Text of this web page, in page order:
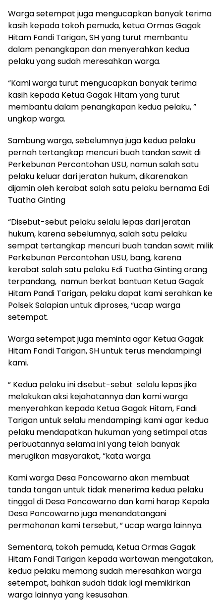
Warga setempat juga mengucapkan banyak terima
kasih kepada tokoh pemuda, ketua Ormas Gagak
Hitam Fandi Tarigan, SH yang turut membantu
dalam penangkapan dan menyerahkan kedua
pelaku yang sudah meresahkan warga.
“Kami warga turut mengucapkan banyak terima
kasih kepada Ketua Gagak Hitam yang turut
membantu dalam penangkapan kedua pelaku, ”
ungkap warga.
Sambung warga, sebelumnya juga kedua pelaku
pernah tertangkap mencuri buah tandan sawit di
Perkebunan Percontohan USU, namun salah satu
pelaku keluar dari jeratan hukum, dikarenakan
dijamin oleh kerabat salah satu pelaku bernama Edi
Tuatha Ginting
“Disebut-sebut pelaku selalu lepas dari jeratan
hukum, karena sebelumnya, salah satu pelaku
sempat tertangkap mencuri buah tandan sawit milik
Perkebunan Percontohan USU, bang, karena
kerabat salah satu pelaku Edi Tuatha Ginting orang
terpandang, namun berkat bantuan Ketua Gagak
Hitam Pandi Tarigan, pelaku dapat kami serahkan ke
Polsek Salapian untuk diproses, “ucap warga
setempat.
Warga setempat juga meminta agar Ketua Gagak
Hitam Fandi Tarigan, SH untuk terus mendampingi
kami.
” Kedua pelaku ini disebut-sebut selalu lepas jika
melakukan aksi kejahatannya dan kami warga
menyerahkan kepada Ketua Gagak Hitam, Fandi
Tarigan untuk selalu mendampingi kami agar kedua
pelaku mendapatkan hukuman yang setimpal atas
perbuatannya selama ini yang telah banyak
merugikan masyarakat, “kata warga.
Kami warga Desa Poncowarno akan membuat
tanda tangan untuk tidak menerima kedua pelaku
tinggal di Desa Poncowarno dan kami harap Kepala
Desa Poncowarno juga menandatangani
permohonan kami tersebut, ” ucap warga lainnya.
Sementara, tokoh pemuda, Ketua Ormas Gagak
Hitam Fandi Tarigan kepada wartawan mengatakan,
kedua pelaku memang sudah meresahkan warga
setempat, bahkan sudah tidak lagi memikirkan
warga lainnya yang kesusahan.